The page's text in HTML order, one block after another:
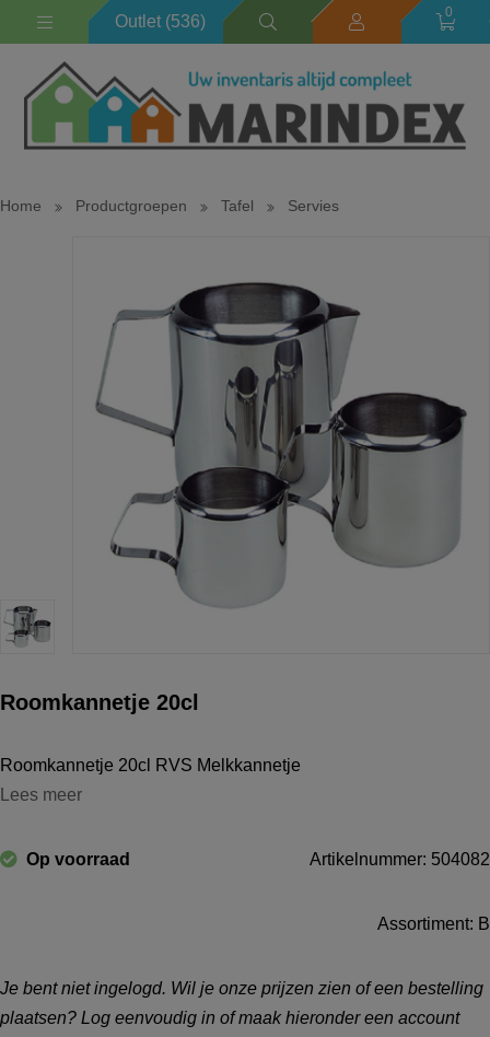
Outlet (536) 0
Home Productgroepen Tafel Servies
Roomkannetje 20cl
Roomkannetje 20cl RVS Melkkannetje
Lees meer
Op voorraad Artikelnummer: 504082
Assortiment: B
Je bent niet ingelogd. Wil je onze prijzen zien of een bestelling
plaatsen? Log eenvoudig in of maak hieronder een account